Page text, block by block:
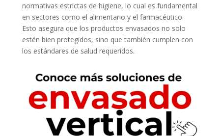
normativas estrictas de higiene, lo cual es fundamental
en sectores como el alimentario y el farmacéutico.
Esto asegura que los productos envasados no solo
estén bien protegidos, sino que también cumplen con
los estándares de salud requeridos.